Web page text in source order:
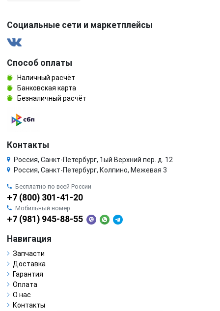
Социальные сети и маркетплейсы
Способ оплаты
Наличный расчёт
Банковская карта
Безналичный расчёт
Контакты
Россия, Санкт-Петербург, 1ый Верхний пер. д. 12
Россия, Санкт-Петербург, Колпино, Межевая 3
Бесплатно по всей России
+7 (800) 301-41-20
Мобильный номер
+7 (981) 945-88-55
Навигация
Запчасти
Доставка
Гарантия
Оплата
О нас
Контакты